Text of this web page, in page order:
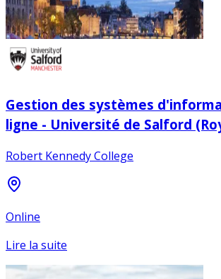
Gestion des systèmes
ligne - Université de Salford
Robert Kennedy College
Online
Lire la suite